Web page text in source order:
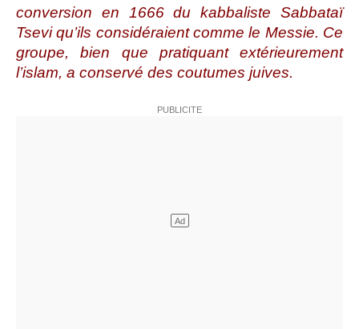
conversion en 1666 du kabbaliste Sabbataï
Tsevi qu’ils considéraient comme le Messie. Ce
groupe, bien que pratiquant extérieurement
l’islam, a conservé des coutumes juives.